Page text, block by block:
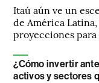
Itaú aún ve un
de América
proyecciones
¿Cómo invertir
activos y sectores